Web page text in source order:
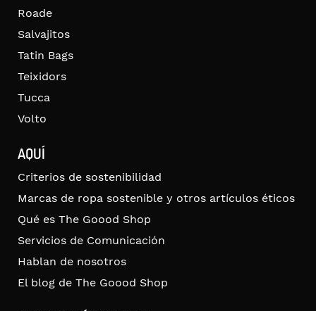
Roade
Salvajitos
Tatin Bags
Teixidors
Tucca
Volto
AQUÍ
Criterios de sostenibilidad
Marcas de ropa sostenible y otros artículos éticos
Qué es The Goood Shop
Servicios de Comunicación
Hablan de nosotros
El blog de The Goood Shop